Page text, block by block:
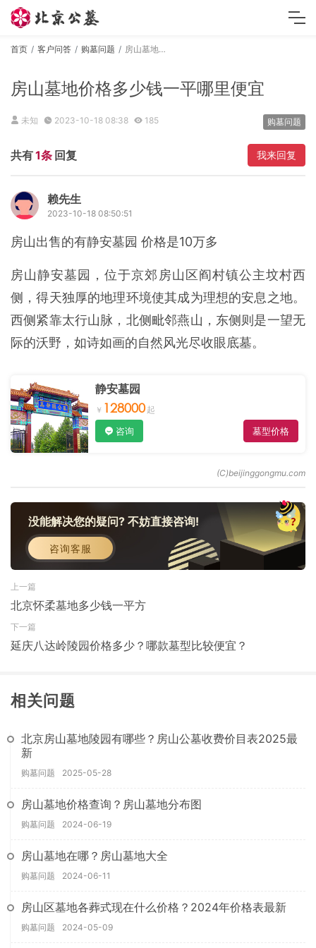
首页 客户问答 购墓问题 房山墓地价格多少钱一平哪里便宜
房山墓地价格多少钱一平哪里便宜
未知 2023-10-18 08:38 185 购墓问题
共有1条 回复 我来回复
赖先生
2023-10-18 08:50:51
房山出售的有静安墓园 价格是10万多
房山静安墓园，位于京郊房山区阎村镇公主坟村西
侧，得天独厚的地理环境使其成为理想的安息之地。
西侧紧靠太行山脉，北侧毗邻燕山，东侧则是一望无
际的沃野，如诗如画的自然风光尽收眼底墓。
静安墓园
128000
咨询 墓型价格
没能解决您的疑问? 不妨直接咨询!
咨询客服
上一篇
北京怀柔墓地多少钱一平方
下一篇
延庆八达岭陵园价格多少？哪款墓型比较便宜？
相关问题
北京房山墓地陵园有哪些？房山公墓收费价目表2025最
新
购墓问题 2025-05-28
房山墓地价格查询？房山墓地分布图
购墓问题 2024-06-19
房山墓地在哪？房山墓地大全
购墓问题 2024-06-11
房山区墓地各葬式现在什么价格？2024年价格表最新
购墓问题 2024-05-09